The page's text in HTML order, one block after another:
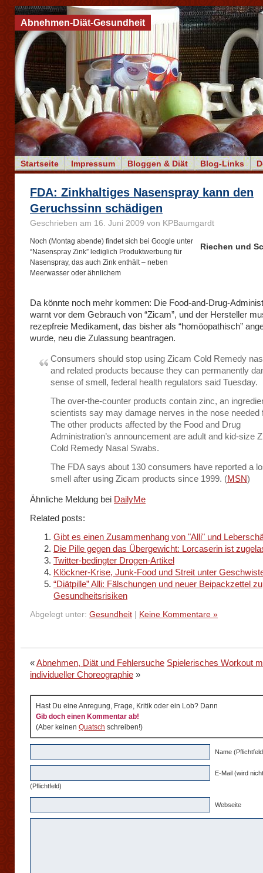
Startseite Impressum Bloggen & Diät Blog-Links
Abnehmen-Diät-Gesundheit
FDA: Zinkhaltiges Nasenspray kann den
Geruchssinn schädigen
Geschrieben am 16. Juni 2009 von KPBaumgardt
Noch (Montag abende) findet sich bei Google unter
“Nasenspray Zink” lediglich Produktwerbung für
Nasenspray, das auch Zink enthält – neben
Meerwasser oder ähnlichem
Riechen und
Da könnte noch mehr kommen: Die Food-and-Drug-
warnt vor dem Gebrauch von “Zicam”, und der Hersteller
rezepfreie Medikament, das bisher als “homöopathisch”
wurde, neu die Zulassung beantragen.
Consumers should stop using Zicam Cold Remedy
and related products because they can permanently
sense of smell, federal health regulators said Tuesday.
The over-the-counter products contain zinc, an
scientists say may damage nerves in the nose needed
The other products affected by the Food and Drug
Administration’s announcement are adult and kid-size
Cold Remedy Nasal Swabs.
The FDA says about 130 consumers have reported a
smell after using Zicam products since 1999. (MSN)
Ähnliche Meldung bei DailyMe
Related posts:
Gibt es einen Zusammenhang von "Alli" und
Die Pille gegen das Übergewicht: Lorcaserin ist
Twitter-bedingter Drogen-Artikel
Klöckner-Krise, Junk-Food und Streit unter
“Diätpille” Alli: Fälschungen und neuer Beipackzettel zu
Gesundheitsrisiken
Abgelegt unter: Gesundheit Keine Kommentare »
«Abnehmen, Diät und Fehlersuche Spielerisches Workout
individueller Choreographie »
Hast Du eine Anregung, Frage, Kritik oder ein Lob? Dann
Gib doch einen Kommentar ab!
(Aber keinen Quatsch schreiben!)
Name
E-Mail (wird
(Pflichtfeld)
Webseite